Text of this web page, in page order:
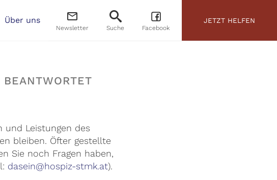
JETZT HELFEN
Facebook
Suche
Newsletter
Über uns
und Leistungen des
bleiben. Öfter gestellte
Sie noch Fragen haben,
dasein@hospiz-stmk.at).